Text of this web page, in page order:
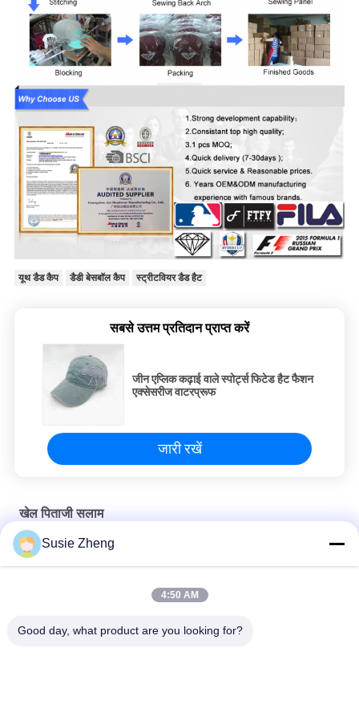
यूथ डैड कैप डैडी बेसबॉल कैप स्ट्रीटवियर डैड हैट
सबसे उत्तम प्रतिदान प्राप्त करें
जीन एप्लिक कढ़ाई वाले स्पोर्ट्स फिटेड हैट फैशन
एक्सेसरीज वाटरप्रूफ
जारी रखें
खेल पिताजी सलाम
सादा व्यथित धोया ब्लैक डैड बेसबॉल ट्रूकॉलर कैप
Susie Zheng
4:50 AM
Good day, what product are you looking for?